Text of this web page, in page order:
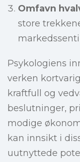
Omfavn
store
Psykologiens
verken
kraftfull og
beslutninger,
modige
kan innsikt i
uutnyttede